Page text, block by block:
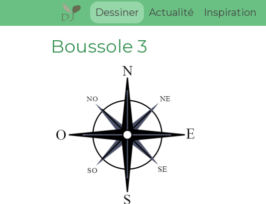
Dessiner Actualité Inspiration
Boussole 3